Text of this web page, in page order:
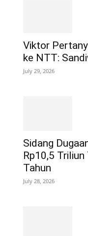
Viktor
ke NTT:
July 29, 2026
Sidang
Rp10,5
Tahun
July 28, 2026